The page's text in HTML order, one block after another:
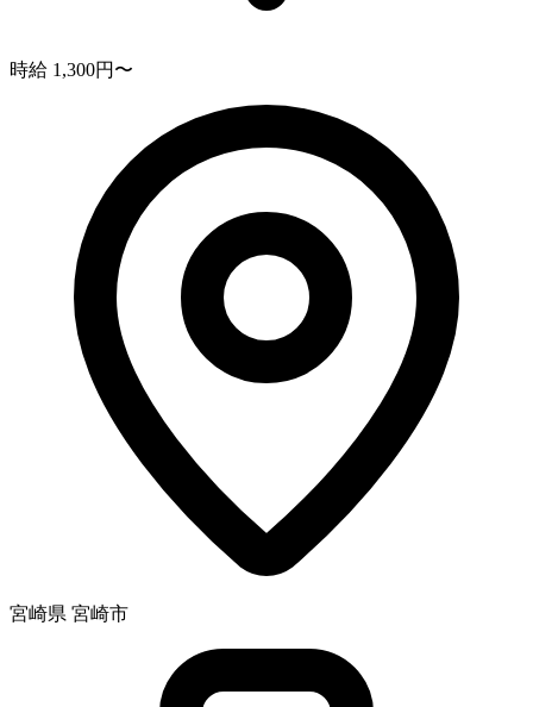
時給 1,300円〜
宮崎県 宮崎市